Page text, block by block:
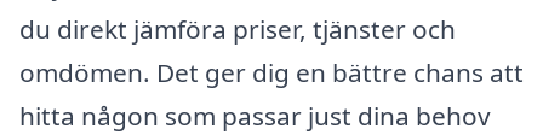
du direkt jämföra priser, tjänster och
omdömen. Det ger dig en bättre chans att
hitta någon som passar just dina behov